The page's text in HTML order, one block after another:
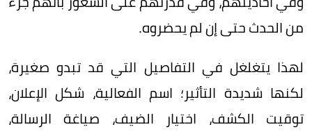
من الحدث حتى إن لم يحضروه.
لهذا يتغلغل في التفاصيل التي قد تبدو صغيرة،
لكنها شديدة التأثير؛ اسم الفعالية، شكل الإعلان،
توقيت الكشف، اختيار الضيف، صياغة الرسالة،